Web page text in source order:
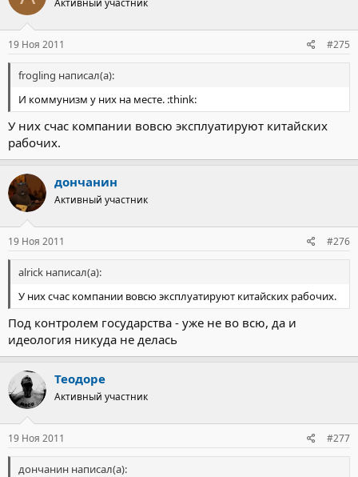
Активный участник
19 Ноя 2011 #275
frogling написал(а):
И коммунизм у них на месте. :think:
У них счас компании вовсю эксплуатируют китайских
рабочих.
дончанин
Активный участник
19 Ноя 2011 #276
alrick написал(а):
У них счас компании вовсю эксплуатируют китайских рабочих.
Под контролем государства - уже не во всю, да и
идеология никуда не делась
Теодоре
Активный участник
19 Ноя 2011 #277
дончанин написал(а):